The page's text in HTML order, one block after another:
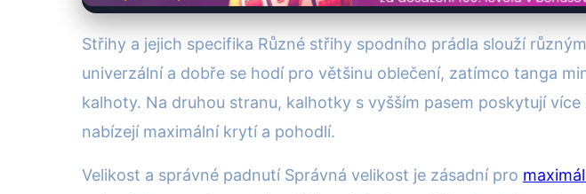
Střihy a jejich specifika Různé střihy spodního prádla slouží
univerzální a dobře se hodí pro většinu oblečení, zatímco tanga
kalhoty. Na druhou stranu, kalhotky s vyšším pasem poskytují
nabízejí maximální krytí a pohodlí.
Velikost a správné padnutí Správná velikost je zásadní pro